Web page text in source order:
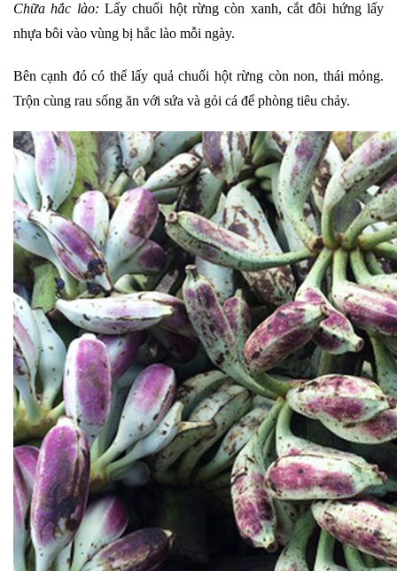
Chữa hắc lào: Lấy chuối hột rừng còn xanh, cắt đôi hứng lấy
nhựa bôi vào vùng bị hắc lào mỗi ngày.
Bên cạnh đó có thể lấy quả chuối hột rừng còn non, thái mỏng.
Trộn cùng rau sống ăn với sứa và gỏi cá để phòng tiêu chảy.